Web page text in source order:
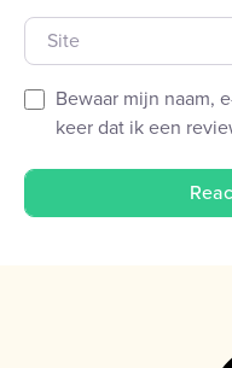
Site
Bewaar mijn naam,
keer dat ik een